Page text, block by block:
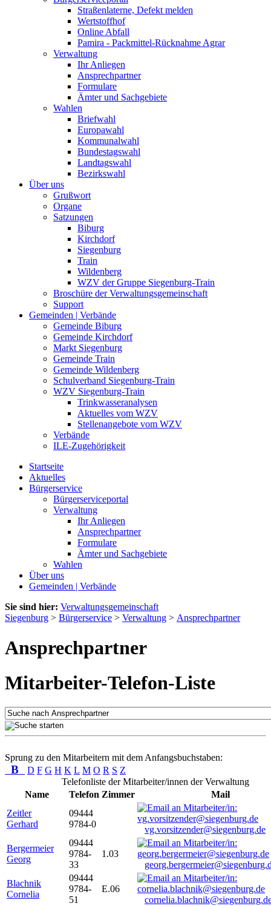
Straßenlaterne, Defekt melden
Wertstoffhof
Online Abfall
Pamira - Packmittel-Rücknahme Agrar
Verwaltung
Ihr Anliegen
Ansprechpartner
Formulare
Ämter und Sachgebiete
Wahlen
Briefwahl
Europawahl
Kommunalwahl
Bundestagswahl
Landtagswahl
Bezirkswahl
Über uns
Grußwort
Organe
Satzungen
Biburg
Kirchdorf
Siegenburg
Train
Wildenberg
WZV der Gruppe Siegenburg-Train
Broschüre der Verwaltungsgemeinschaft
Support
Gemeinden | Verbände
Gemeinde Biburg
Gemeinde Kirchdorf
Markt Siegenburg
Gemeinde Train
Gemeinde Wildenberg
Schulverband Siegenburg-Train
WZV Siegenburg-Train
Trinkwasseranalysen
Aktuelles vom WZV
Stellenangebote vom WZV
Verbände
ILE-Zugehörigkeit
Startseite
Aktuelles
Bürgerservice
Bürgerserviceportal
Verwaltung
Ihr Anliegen
Ansprechpartner
Formulare
Ämter und Sachgebiete
Wahlen
Über uns
Gemeinden | Verbände
Sie sind hier: Verwaltungsgemeinschaft
Siegenburg > Bürgerservice > Verwaltung > Ansprechpartner
Ansprechpartner
Mitarbeiter-Telefon-Liste
Sprung zu den Mitarbeitern mit dem Anfangsbuchstaben:
B D F G H K L M O R S Z
Telefonliste der Mitarbeiter/innen der Verwaltung
Name
Telefon Zimmer
Mail
Zeitler
Gerhard
09444
9784-0
vg.vorsitzender@siegenburg.de
Bergermeier
Georg
09444
9784-
33
1.03
Blachnik
Cornelia
09444
9784-
51
E.06